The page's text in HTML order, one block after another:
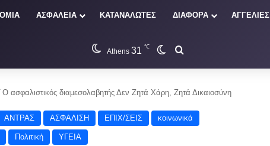
ΑΣΦΑΛΕΙΑ ΚΑΤΑΝΑΛΩΤΕΣ ΔΙΑΦΟΡΑ ΑΓΓΕΛΙΕΣ
Athens 31 ℃ Switch skin
Ο ασφαλιστικός διαμεσολαβητής Δεν Ζητά Χάρη, Ζητά Δικαιοσύνη
ΑΝΤΡΑΣ ΑΣΦΑΛΙΣΗ ΕΠΙΧ/ΣΕΙΣ κοινωνικά
Πολιτική ΥΓΕΙΑ